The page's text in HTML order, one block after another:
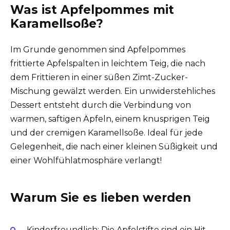
Was ist Apfelpommes mit
Karamellsoße?
Im Grunde genommen sind Apfelpommes
frittierte Apfelspalten in leichtem Teig, die nach
dem Frittieren in einer süßen Zimt-Zucker-
Mischung gewälzt werden. Ein unwiderstehliches
Dessert entsteht durch die Verbindung von
warmen, saftigen Äpfeln, einem knusprigen Teig
und der cremigen Karamellsoße. Ideal für jede
Gelegenheit, die nach einer kleinen Süßigkeit und
einer Wohlfühlatmosphäre verlangt!
Warum Sie es lieben werden